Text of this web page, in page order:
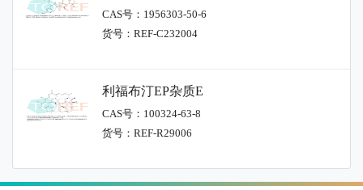
CAS号：1956303-50-6
货号：REF-C232004
利福布汀EP杂质E
CAS号：100324-63-8
货号：REF-R29006